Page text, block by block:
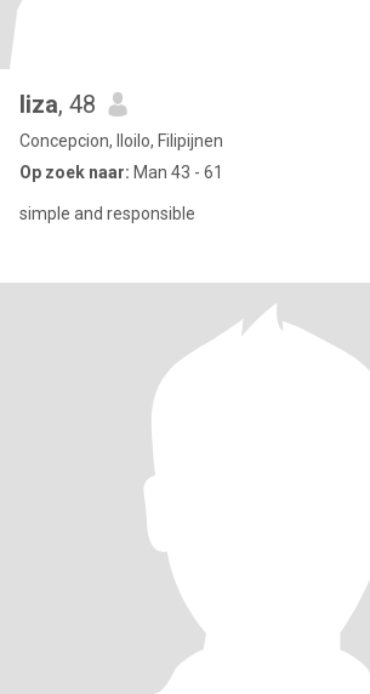
liza, 48
Concepcion, Iloilo, Filipijnen
Op zoek naar: Man 43 - 61
simple and responsible